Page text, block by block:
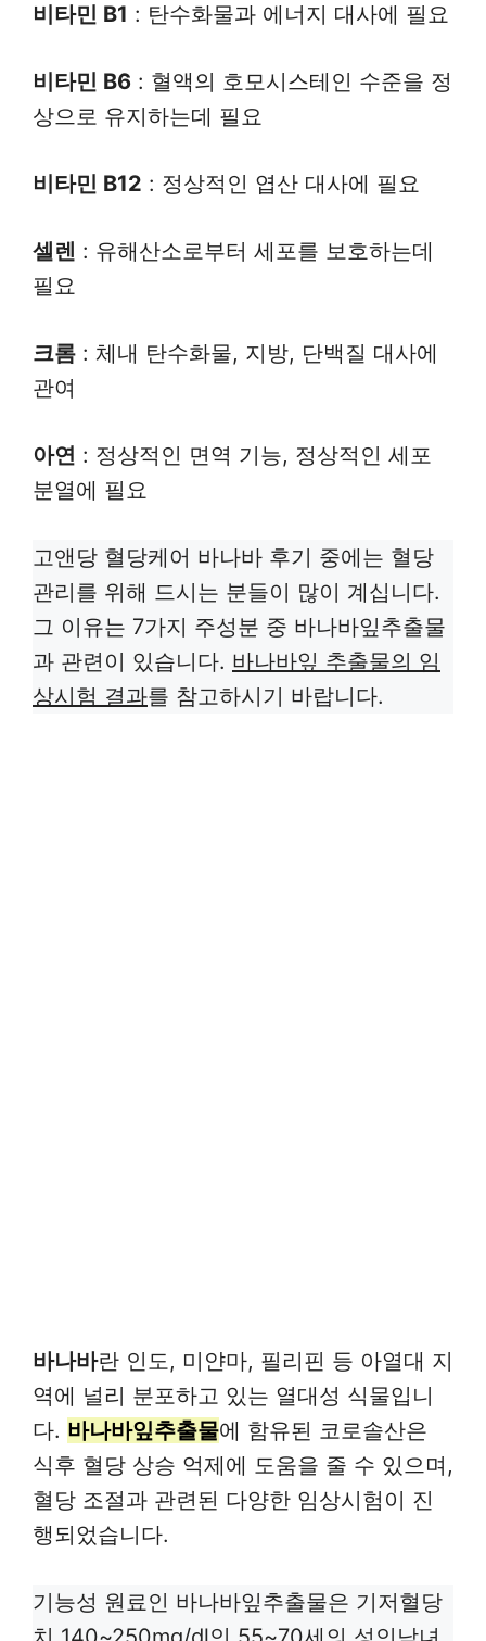
비타민 B1 : 탄수화물과 에너지 대사에 필요
비타민 B6 : 혈액의 호모시스테인 수준을 정
상으로 유지하는데 필요
비타민 B12 : 정상적인 엽산 대사에 필요
셀렌 : 유해산소로부터 세포를 보호하는데
필요
크롬 : 체내 탄수화물, 지방, 단백질 대사에
관여
아연 : 정상적인 면역 기능, 정상적인 세포
분열에 필요
고앤당 혈당케어 바나바 후기 중에는 혈당
관리를 위해 드시는 분들이 많이 계십니다.
그 이유는 7가지 주성분 중 바나바잎추출물
과 관련이 있습니다. 바나바잎 추출물의 임
상시험 결과를 참고하시기 바랍니다.
바나바란 인도, 미얀마, 필리핀 등 아열대 지
역에 널리 분포하고 있는 열대성 식물입니
다. 바나바잎추출물에 함유된 코로솔산은
식후 혈당 상승 억제에 도움을 줄 수 있으며,
혈당 조절과 관련된 다양한 임상시험이 진
행되었습니다.
기능성 원료인 바나바잎추출물은 기저혈당